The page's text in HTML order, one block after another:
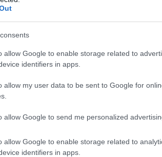
allow Google to enable storage related to
identifiers in apps.
allow my user data to be sent to Google for
allow Google to send me personalized
allow Google to enable storage related to
identifiers in apps.
cliccando
nella sezioneLogindal menù del
di GalluraOggi.it